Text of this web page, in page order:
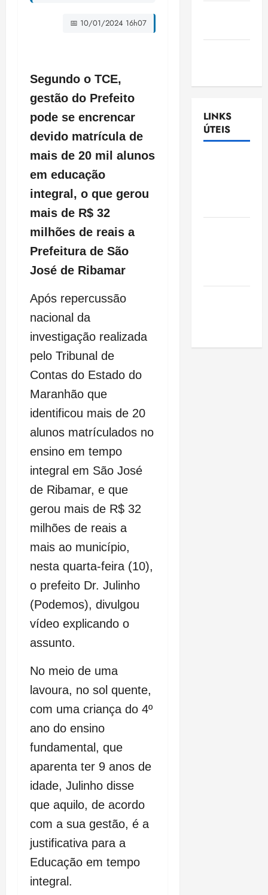
📅 10/01/2024 16h07
Segundo o TCE,
gestão do Prefeito
pode se encrencar
devido matrícula de
mais de 20 mil alunos
em educação
integral, o que gerou
mais de R$ 32
milhões de reais a
Prefeitura de São
José de Ribamar
Após repercussão
nacional da
investigação realizada
pelo Tribunal de
Contas do Estado do
Maranhão que
identificou mais de 20
alunos matrículados no
ensino em tempo
integral em São José
de Ribamar, e que
gerou mais de R$ 32
milhões de reais a
mais ao município,
nesta quarta-feira (10),
o prefeito Dr. Julinho
(Podemos), divulgou
vídeo explicando o
assunto.
No meio de uma
lavoura, no sol quente,
com uma criança do 4º
ano do ensino
fundamental, que
aparenta ter 9 anos de
idade, Julinho disse
que aquilo, de acordo
com a sua gestão, é a
justificativa para a
Educação em tempo
integral.
LINKS
ÚTEIS